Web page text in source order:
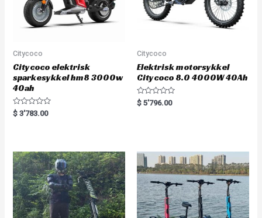
Citycoco
Citycoco elektrisk
sparkesykkel hm8 3000w
40ah
R
a
o
u
t
o
f
5
$ 3'783.00
Citycoco
Elektrisk motorsykkel
Citycoco 8.0 4000W 40Ah
R
a
u
o
f
5
$ 5'796.00